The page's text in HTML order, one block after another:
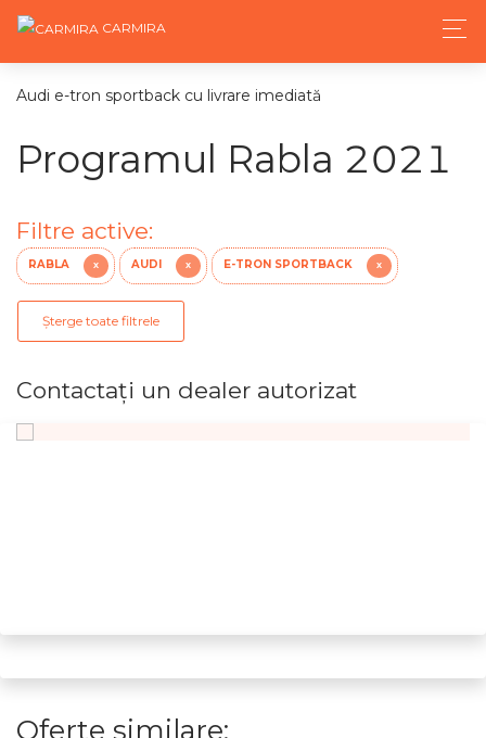
CARMIRA
Audi e-tron sportback cu livrare imediată
Programul Rabla 2021
Filtre active:
RABLA X AUDI X E-TRON SPORTBACK X
Șterge toate filtrele
Contactaţi un dealer autorizat
Oferte similare: